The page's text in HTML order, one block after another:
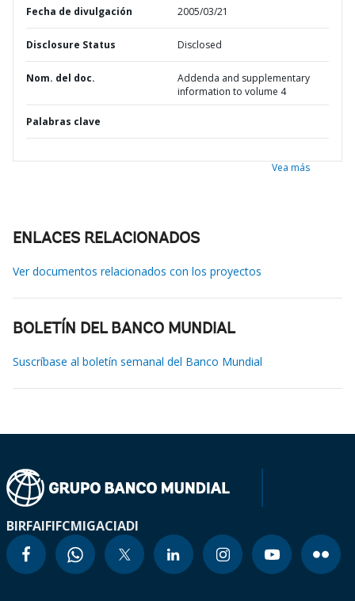
Fecha de divulgación 2005/03/21
Disclosure Status Disclosed
Nom. del doc.
Addenda and supplementary
information to volume 4
Palabras clave
Vea más
ENLACES RELACIONADOS
Ver documentos relacionados con los proyectos
BOLETÍN DEL BANCO MUNDIAL
Suscríbase al boletín semanal del Banco Mundial
BIRFAIFIFCMIGACIADI